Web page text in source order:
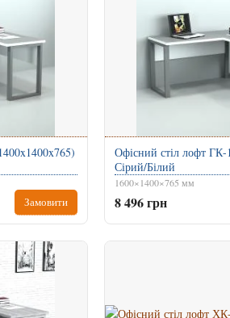
Замовити
Офісний стіл лофт
Сірий/Білий
1600×1400×765 мм
8 496 грн